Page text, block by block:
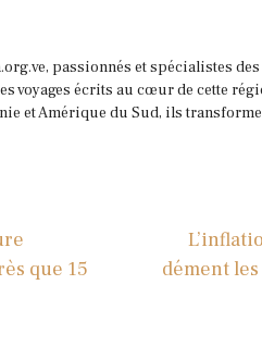
passionnés et spécialistes
voyages écrits au cœur de cette
et Amérique du Sud, ils
que 15
dément